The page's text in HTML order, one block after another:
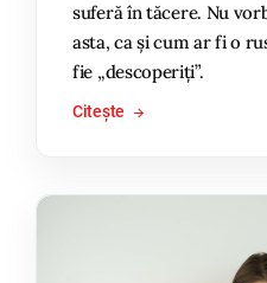
suferă în tăcere. Nu
asta, ca și cum ar fi o
fie „descoperiți”.
Citește